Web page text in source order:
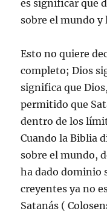
es significar que
sobre el mundo y
Esto no quiere
completo; Dios
significa que
permitido que
dentro de los
Cuando la Biblia
sobre el mundo,
ha dado dominio
creyentes ya no
Satanás (